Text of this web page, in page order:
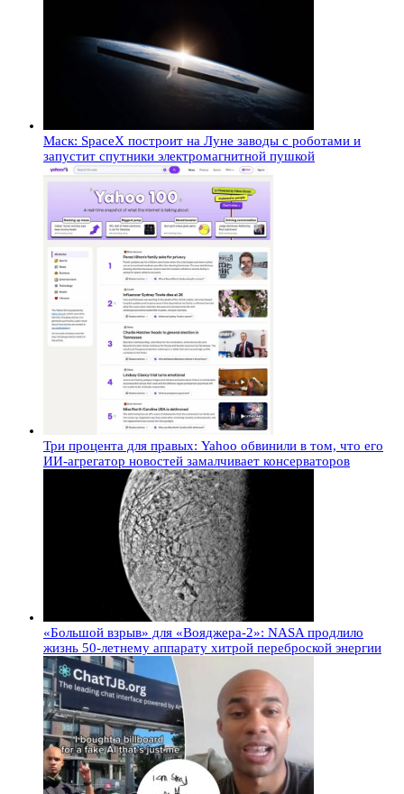
Маск: SpaceX построит на Луне заводы с роботами и
запустит спутники электромагнитной пушкой
Три процента для правых: Yahoo обвинили в том, что его
ИИ-агрегатор новостей замалчивает консерваторов
«Большой взрыв» для «Вояджера-2»: NASA продлило
жизнь 50-летнему аппарату хитрой переброской энергии